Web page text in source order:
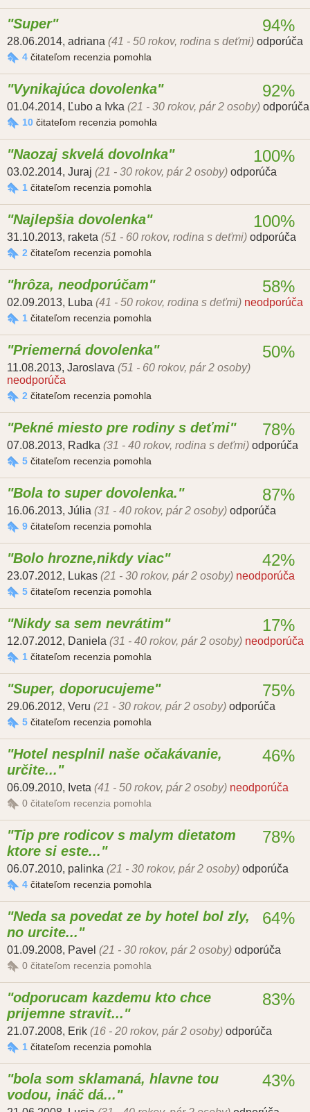
Super
28.06.2014, adriana (41 - 50 rokov, rodina s deťmi) odporúča
4 čitateľom recenzia pomohla
94%
Vynikajúca dovolenka
01.04.2014, Ľubo a Ivka (21 - 30 rokov, pár 2 osoby) odporúča
10 čitateľom recenzia pomohla
92%
Naozaj skvelá dovolnka
03.02.2014, Juraj (21 - 30 rokov, pár 2 osoby) odporúča
1 čitateľom recenzia pomohla
100%
Najlepšia dovolenka
31.10.2013, raketa (51 - 60 rokov, rodina s deťmi) odporúča
2 čitateľom recenzia pomohla
100%
hrôza, neodporúčam
02.09.2013, Luba (41 - 50 rokov, rodina s deťmi) neodporúča
1 čitateľom recenzia pomohla
58%
Priemerná dovolenka
11.08.2013, Jaroslava (51 - 60 rokov, pár 2 osoby)
neodporúča
2 čitateľom recenzia pomohla
50%
Pekné miesto pre rodiny s deťmi
07.08.2013, Radka (31 - 40 rokov, rodina s deťmi) odporúča
5 čitateľom recenzia pomohla
78%
Bola to super dovolenka.
16.06.2013, Júlia (31 - 40 rokov, pár 2 osoby) odporúča
9 čitateľom recenzia pomohla
87%
Bolo hrozne,nikdy viac
23.07.2012, Lukas (21 - 30 rokov, pár 2 osoby) neodporúča
5 čitateľom recenzia pomohla
42%
Nikdy sa sem nevrátim
12.07.2012, Daniela (31 - 40 rokov, pár 2 osoby) neodporúča
1 čitateľom recenzia pomohla
17%
Super, doporucujeme
29.06.2012, Veru (21 - 30 rokov, pár 2 osoby) odporúča
5 čitateľom recenzia pomohla
75%
Hotel nesplnil naše očakávanie,
určite...
06.09.2010, Iveta (41 - 50 rokov, pár 2 osoby) neodporúča
0 čitateľom recenzia pomohla
46%
Tip pre rodicov s malym dietatom
ktore si este...
06.07.2010, palinka (21 - 30 rokov, pár 2 osoby) odporúča
4 čitateľom recenzia pomohla
78%
Neda sa povedat ze by hotel bol zly,
no urcite...
01.09.2008, Pavel (21 - 30 rokov, pár 2 osoby) odporúča
0 čitateľom recenzia pomohla
64%
odporucam kazdemu kto chce
prijemne stravit...
21.07.2008, Erik (16 - 20 rokov, pár 2 osoby) odporúča
1 čitateľom recenzia pomohla
83%
bola som sklamaná, hlavne tou
vodou, ináč dá...
43%